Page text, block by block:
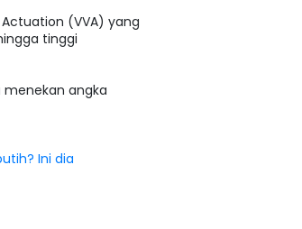
(VVA) yang
tinggi
angka
Ini dia